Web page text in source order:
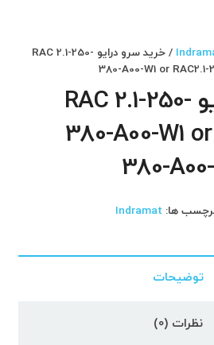
/ خرید سرو درایو RAC 2.1-250-
380-A00-W1 or
خرید سرو درایو RAC 2.1-250-
380-A00-W1
380-
ها: Indramat
توضیحات
نظرات (0)